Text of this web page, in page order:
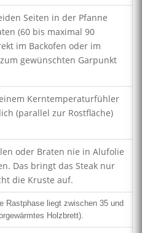
Seiten in der Pfanne
(60 bis maximal 90
im Backofen oder im
gewünschten Garpunkt
Kerntemperaturfühler
(parallel zur Rostfläche)
oder Braten nie in Alufolie
Das bringt das Steak nur
die Kruste auf.
Rastphase liegt zwischen 35 und
Holzbrett).